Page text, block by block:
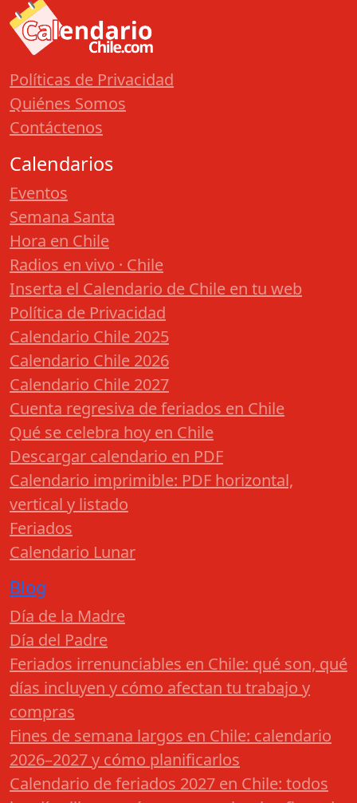
Políticas de Privacidad
Quiénes Somos
Contáctenos
Calendarios
Eventos
Semana Santa
Hora en Chile
Radios en vivo · Chile
Inserta el Calendario de Chile en tu web
Política de Privacidad
Calendario Chile 2025
Calendario Chile 2026
Calendario Chile 2027
Cuenta regresiva de feriados en Chile
Qué se celebra hoy en Chile
Descargar calendario en PDF
Calendario imprimible: PDF horizontal,
vertical y listado
Feriados
Calendario Lunar
Blog
Día de la Madre
Día del Padre
Feriados irrenunciables en Chile: qué son, qué
días incluyen y cómo afectan tu trabajo y
compras
Fines de semana largos en Chile: calendario
2026–2027 y cómo planificarlos
Calendario de feriados 2027 en Chile: todos